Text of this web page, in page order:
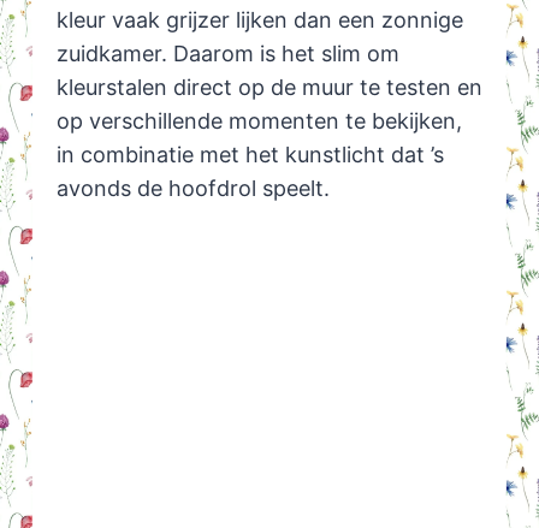
kleur vaak grijzer lijken dan een zonnige
zuidkamer. Daarom is het slim om
kleurstalen direct op de muur te testen en
op verschillende momenten te bekijken,
in combinatie met het kunstlicht dat ’s
avonds de hoofdrol speelt.